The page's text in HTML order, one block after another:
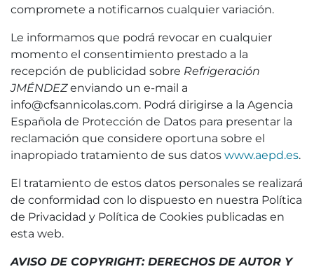
compromete a notificarnos cualquier variación.
Le informamos que podrá revocar en cualquier
momento el consentimiento prestado a la
recepción de publicidad sobre Refrigeración
JMÉNDEZenviando un e-mail a
info@cfsannicolas.com. Podrá dirigirse a la Agencia
Española de Protección de Datos para presentar la
reclamación que considere oportuna sobre el
inapropiado tratamiento de sus datos www.aepd.es.
El tratamiento de estos datos personales se realizará
de conformidad con lo dispuesto en nuestra Política
de Privacidad y Política de Cookies publicadas en
esta web.
AVISO DE COPYRIGHT: DERECHOS DE AUTOR Y